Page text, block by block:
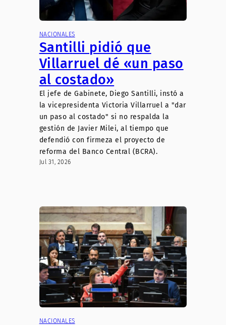
NACIONALES
Santilli pidió que
Villarruel dé «un paso
al costado»
El jefe de Gabinete, Diego Santilli, instó a
la vicepresidenta Victoria Villarruel a "dar
un paso al costado" si no respalda la
gestión de Javier Milei, al tiempo que
defendió con firmeza el proyecto de
reforma del Banco Central (BCRA).
Jul 31, 2026
NACIONALES